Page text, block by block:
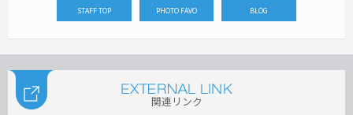
STAFF TOP PHOTO FAVO BLOG
関連リンク